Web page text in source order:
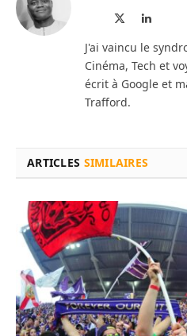
LinkedIn
J'ai vaincu le
Cinéma, Tech et
écrit à Google et
Trafford.
ARTICLES SIMILAIRES